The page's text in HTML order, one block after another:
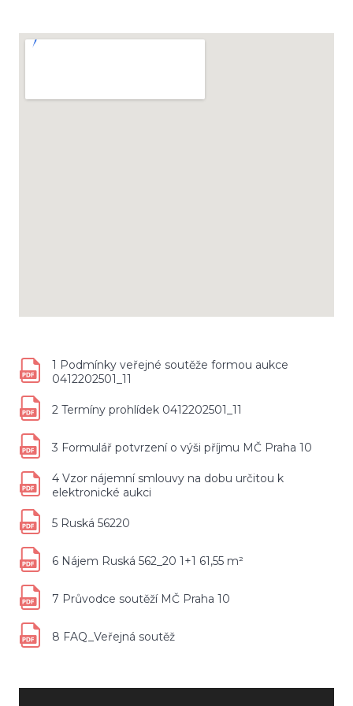
1 Podmínky veřejné soutěže formou aukce
0412202501_11
2 Termíny prohlídek 0412202501_11
3 Formulář potvrzení o výši příjmu MČ Praha 10
4 Vzor nájemní smlouvy na dobu určitou k
elektronické aukci
5 Ruská 56220
6 Nájem Ruská 562_20 1+1 61,55 m²
7 Průvodce soutěží MČ Praha 10
8 FAQ_Veřejná soutěž